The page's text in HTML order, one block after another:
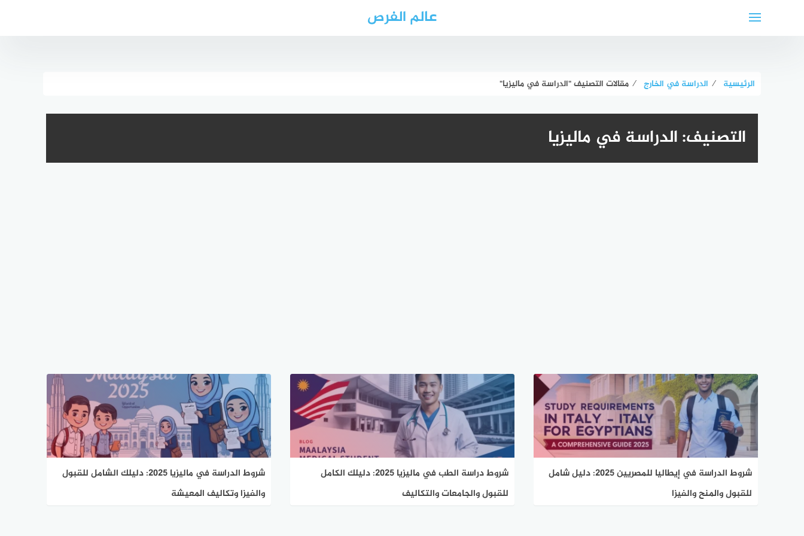
عالم الفرص
الرئيسية ⁄ الدراسة في الخارج ⁄ مقالات التصنيف "الدراسة في ماليزيا"
التصنيف:الدراسة في ماليزيا
شروط الدراسة في إيطاليا للمصريين 2025: دليل شامل
للقبول والمنح والفيزا
شروط دراسة الطب في ماليزيا 2025: دليلك الكامل
للقبول والجامعات والتكاليف
شروط الدراسة في ماليزيا 2025: دليلك الشامل للقبول
والفيزا وتكاليف المعيشة